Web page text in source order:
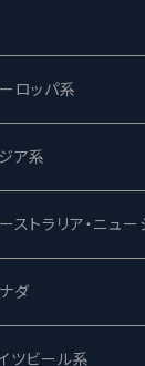
うブルーイング
ンドストーリー
ング Y.Market
イムズ
ンゴライアス
ト
ロッパ系
Child
ュードッグ
ア系
トオブダークネス
トラリア・ニュー
リッジ
ボッドリッジー
ダ
ーズ
ツビール系